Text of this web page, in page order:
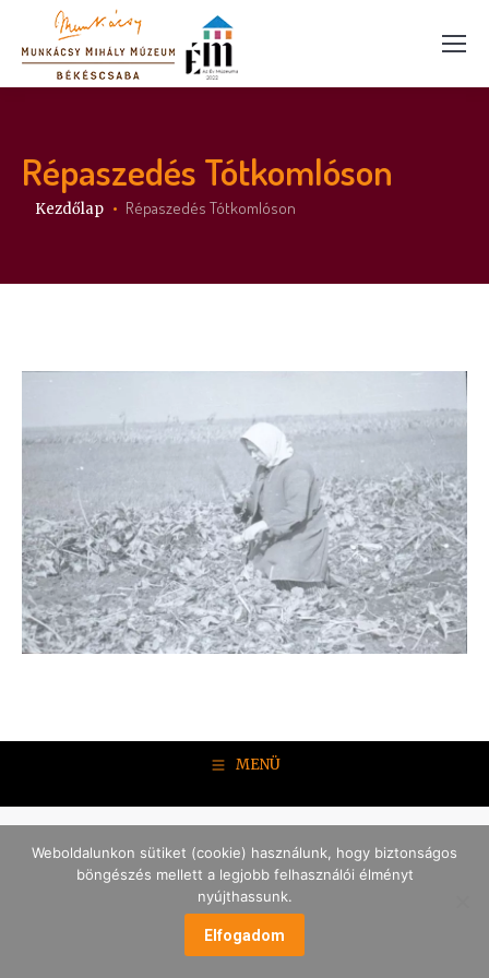
Répaszedés Tótkomlóson
Itt vagy:
Kezdőlap Répaszedés Tótkomlóson
MENÜ
Weboldalunkon sütiket (cookie) használunk, hogy biztonságos
böngészés mellett a legjobb felhasználói élményt
nyújthassunk.
Elfogadom